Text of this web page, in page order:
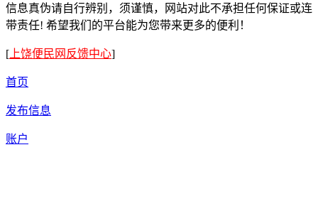
信息真伪请自行辨别，须谨慎，网站对此不承担任何保证或连
带责任! 希望我们的平台能为您带来更多的便利！
[上饶便民网反馈中心]
首页
发布信息
账户